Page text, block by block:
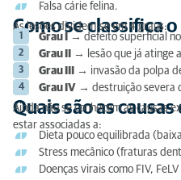
Falsa cárie felina.
Como se classifica o
As lesões dividem-se em 4 graus:
Grau I
→ defeito superficial
Grau II
→ lesão que já atinge
Grau III
→ invasão da polpa
Grau IV → destruição severa
Quais são as causas
Ainda não se conhecem as causas
estar associadas a:
Dieta pouco equilibrada
Stress mecânico (fraturas
Doenças virais como FIV,